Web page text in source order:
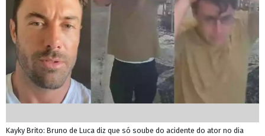
Kayky Brito: Bruno de Luca diz que só soube do acidente do ator no dia